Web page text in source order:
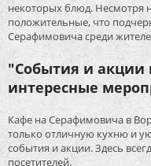
некоторых блюд. Несмотря
положительные, что
Серафимовича среди
"События и
интересные
Кафе на Серафимовича в
только отличную кухню и
события и акции. Здесь
посетителей.